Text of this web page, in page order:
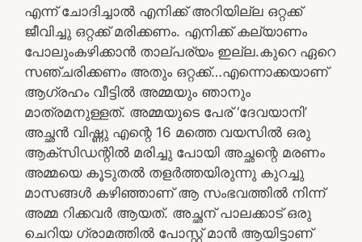
എന്ന് ചോദിച്ചാൽ എനിക്ക് അറിയില്ല ഒറ്റക്ക്
ജീവിച്ചു ഒറ്റക്ക് മരിക്കണം. എനിക്ക് കല്യാണം
പോലുംകഴിക്കാൻ താല്പര്യം ഇല്ല.കുറെ ഏറെ
സഞ്ചരിക്കണം അതും ഒറ്റക്ക്…എന്നൊക്കയാണ്
ആഗ്രഹം വീട്ടിൽ അമ്മയും ഞാനും
മാത്രമനുള്ളത്. അമ്മയുടെ പേര് ‘ദേവയാനി’
അച്ഛൻ വിഷ്ണു എന്റെ 16 മത്തെ വയസിൽ ഒരു
ആക്‌സിഡന്റിൽ മരിച്ചു പോയി അച്ഛന്റെ മരണം
അമ്മയെ കൂടുതൽ തളർത്തയിരുന്നു കുറച്ചു
മാസങ്ങൾ കഴിഞ്ഞാണ് ആ സംഭവത്തിൽ നിന്ന്
അമ്മ റിക്കവർ ആയത്. അച്ഛന് പാലക്കാട്‌ ഒരു
ചെറിയ ഗ്രാമത്തിൽ പോസ്റ്റ്‌ മാൻ ആയിട്ടാണ്